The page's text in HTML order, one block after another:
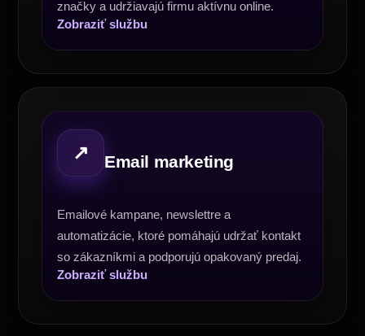
značky a udržiavajú firmu aktívnu online.
Zobraziť službu
↗ Email marketing
Emailové kampane, newslettre a
automatizácie, ktoré pomáhajú udržať kontakt
so zákazníkmi a podporujú opakovaný predaj.
Zobraziť službu